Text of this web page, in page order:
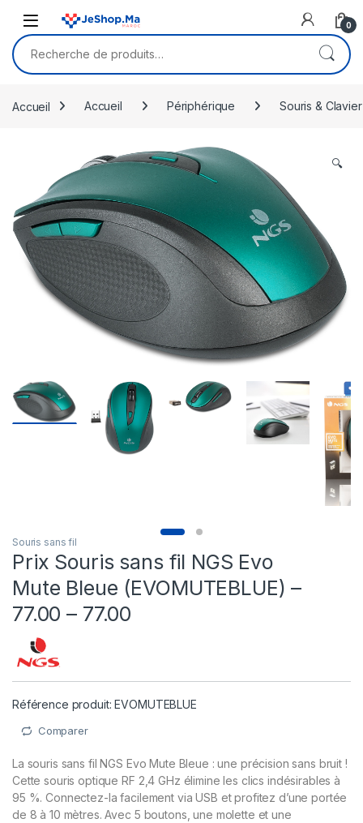
0
Recherche pour :
Accueil Accueil Périphérique Souris & Clavier
🔍
Souris sans fil
Prix Souris sans fil NGS Evo
Mute Bleue (EVOMUTEBLUE) –
77.00 – 77.00
Référence produit: EVOMUTEBLUE
Comparer
La souris sans fil NGS Evo Mute Bleue : une précision sans bruit !
Cette souris optique RF 2,4 GHz élimine les clics indésirables à
95 %. Connectez-la facilement via USB et profitez d’une portée
de 8 à 10 mètres. Avec 5 boutons, une molette et une